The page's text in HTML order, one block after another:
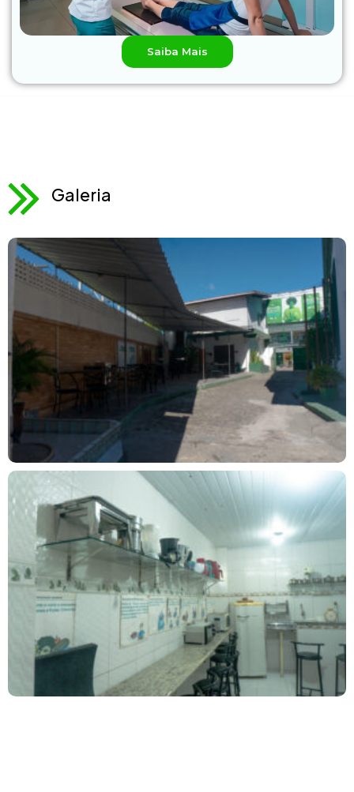
Saiba Mais
Galeria